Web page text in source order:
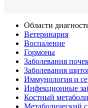
Области
Ветеринария
Воспаление
Гормоны
Заболевания
Заболевания
Иммунология и
Инфекционные
Костный
Метаболический